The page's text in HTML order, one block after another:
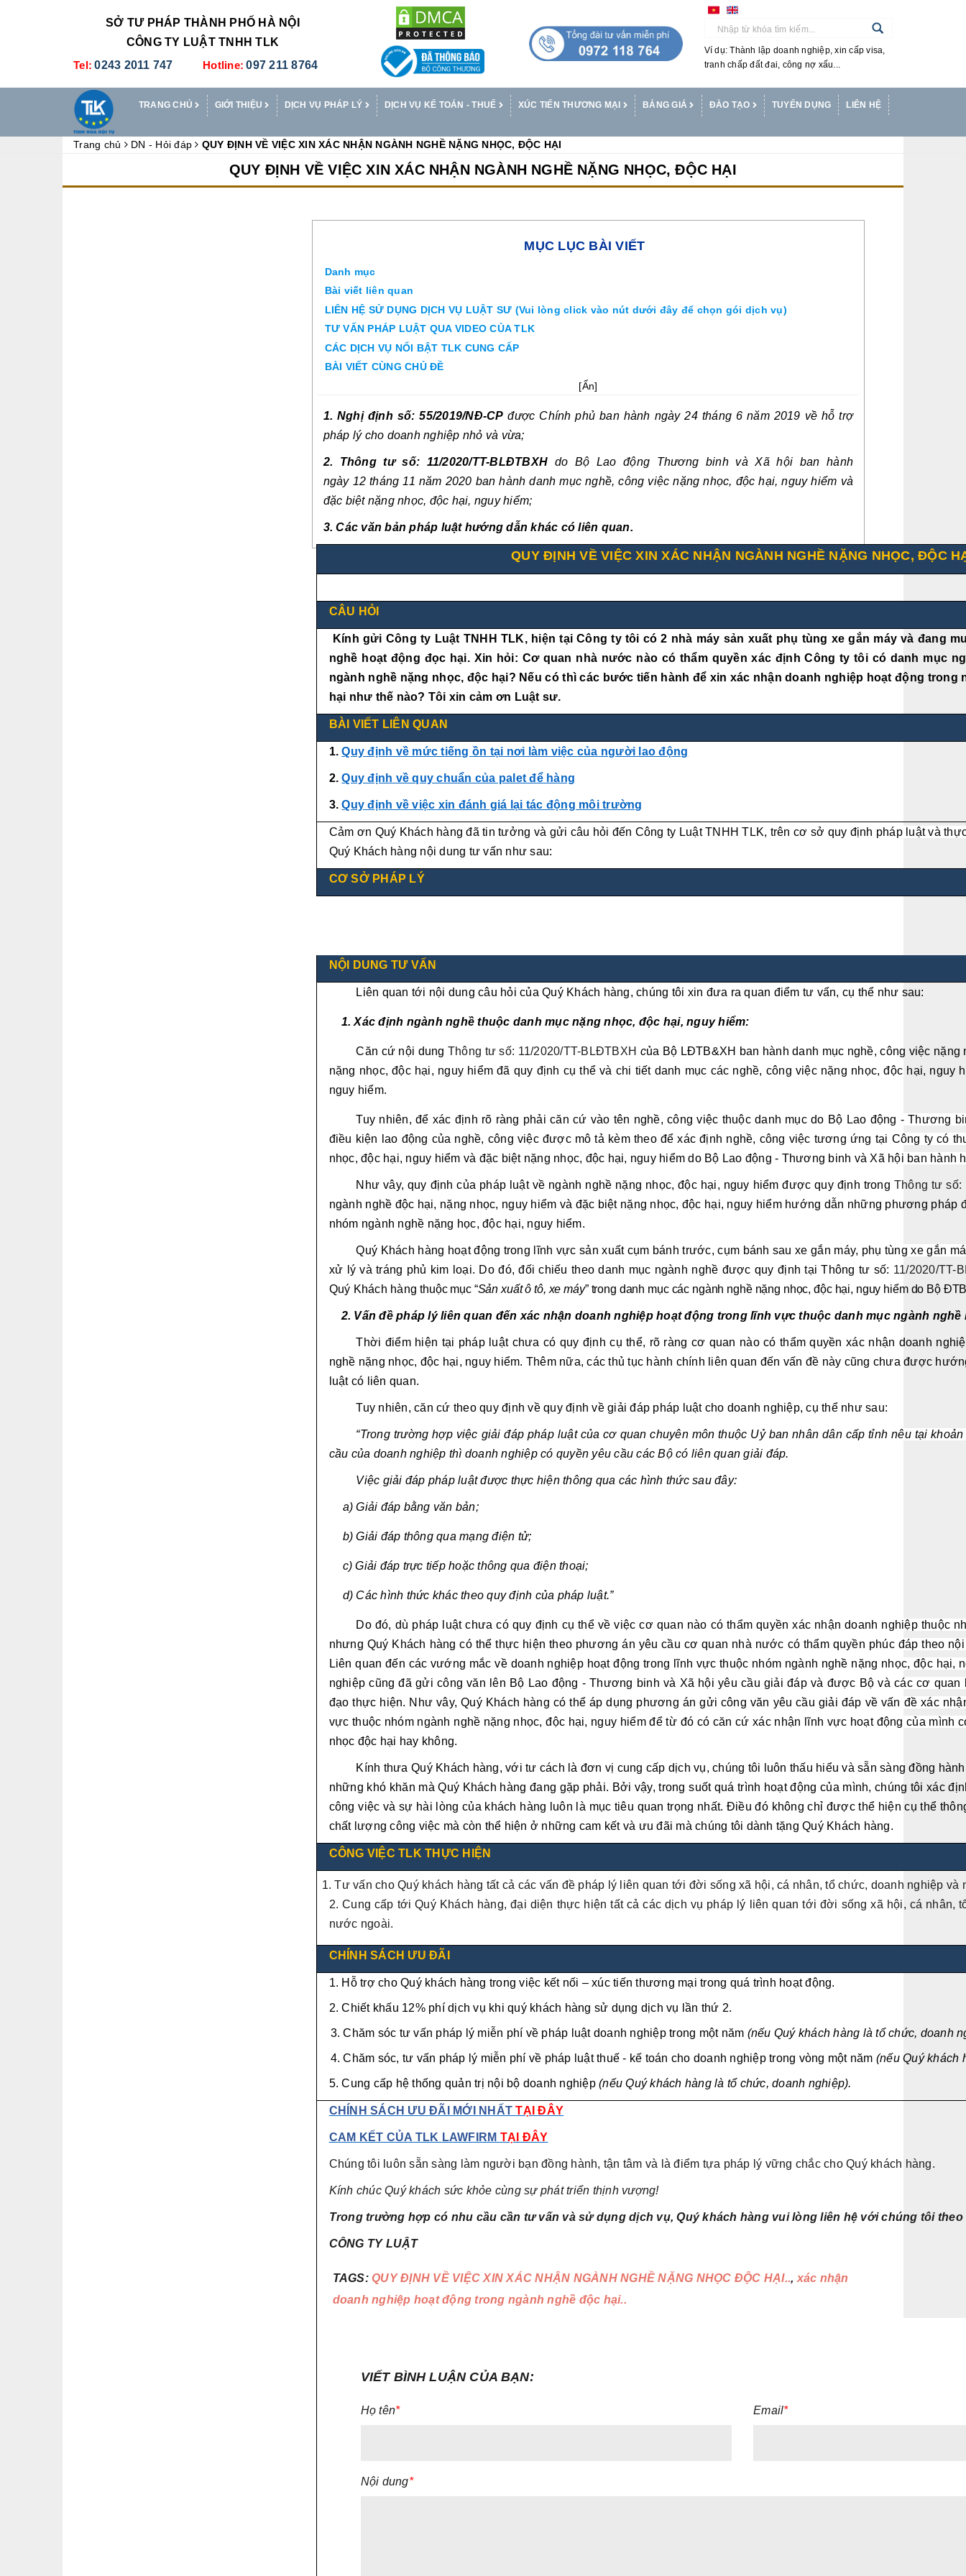
SỞ TƯ PHÁP THÀNH PHỐ HÀ NỘI
CÔNG TY LUẬT TNHH TLK
Tel: 0243 2011 747 Hotline: 097 211 8764
Ví dụ: Thành lập doanh nghiệp, xin cấp visa,
tranh chấp đất đai, công nợ xấu...
TRANG CHỦ GIỚI THIỆU DỊCH VỤ PHÁP LÝ DỊCH VỤ KẾ TOÁN - THUẾ XÚC TIẾN THƯƠNG MẠI BẢNG GIÁ ĐÀO TẠO TUYỂN DỤNG LIÊN HỆ
Trang chủ DN - Hỏi đáp QUY ĐỊNH VỀ VIỆC XIN XÁC NHẬN NGÀNH NGHỀ NẶNG NHỌC, ĐỘC HẠI
QUY ĐỊNH VỀ VIỆC XIN XÁC NHẬN NGÀNH NGHỀ NẶNG NHỌC, ĐỘC HẠI
MỤC LỤC BÀI VIẾT
Danh mục
Bài viết liên quan
LIÊN HỆ SỬ DỤNG DỊCH VỤ LUẬT SƯ (Vui lòng click vào nút dưới đây để chọn gói dịch vụ)
TƯ VẤN PHÁP LUẬT QUA VIDEO CỦA TLK
CÁC DỊCH VỤ NỔI BẬT TLK CUNG CẤP
BÀI VIẾT CÙNG CHỦ ĐỀ
[Ẩn]
1. Nghị định số:55/2019/NĐ-CPđược Chính phủ ban hành ngày 24 tháng 6 năm 2019 về hỗ trợ
pháp lý cho doanh nghiệp nhỏ và vừa;
2. Thông tư số: 11/2020/TT-BLĐTBXH do Bộ Lao động Thương binh và Xã hội ban hành
ngày 12 tháng 11 năm 2020 ban hành danh mục nghề, công việc nặng nhọc, độc hại, nguy hiểm và
đặc biệt nặng nhọc, độc hại, nguy hiểm;
3.Các văn bản pháp luật hướng dẫn khác có liên quan.
QUY ĐỊNH VỀ VIỆC XIN XÁC NHẬN NGÀNH NGHỀ NẶNG NHỌC, ĐỘC
CÂU HỎI
Kính gửi Công ty Luật TNHH TLK, hiện tại Công ty tôi có 2 nhà máy sản xuất phụ tùng xe gắn máy và đang
nghề hoạt động đọc hại. Xin hỏi: Cơ quan nhà nước nào có thẩm quyền xác định Công ty tôi có danh mục
ngành nghề nặng nhọc, độc hại? Nếu có thì các bước tiến hành để xin xác nhận doanh nghiệp hoạt động trong
hại như thế nào? Tôi xin cảm ơn Luật sư.
BÀI VIẾT LIÊN QUAN
1.Quy định về mức tiếng ồn tại nơi làm việc của người lao động
2.Quy định về quy chuẩn của palet để hàng
3.Quy định về việc xin đánh giá lại tác động môi trường
Cảm ơn Quý Khách hàng đã tin tưởng và gửi câu hỏi đến Công ty Luật TNHH TLK, trên cơ sở quy định pháp luật và
Quý Khách hàng nội dung tư vấn như sau:
CƠ SỞ PHÁP LÝ
NỘI DUNG TƯ VẤN
Liên quan tới nội dung câu hỏi củaQuý Khách hàng, chúng tôi xin đưa ra quan điểm tư vấn, cụ thể như sau:
1. Xác định ngành nghề thuộc danh mục nặng nhọc, độc hại, nguy hiểm:
Căn cứ nội dung Thông tư số: 11/2020/TT-BLĐTBXH của Bộ LĐTB&XH ban hành danh mục nghề, công việc nặng
nặng nhọc, độc hại, nguy hiểm đã quy định cụ thể và chi tiết danh mục các nghề, công việc nặng nhọc, độc hại, nguy
nguy hiểm.
Tuy nhiên, để xác định rõ ràng phải căn cứ vào tên nghề, công việc thuộc danh mục do Bộ Lao động - Thương
điều kiện lao động của nghề, công việc được mô tả kèm theo để xác định nghề, công việc tương ứng tại Công ty có
nhọc, độc hại, nguy hiểm và đặc biệt nặng nhọc, độc hại, nguy hiểm do Bộ Lao động - Thương binh và Xã hội ban hành
Như vây, quy định của pháp luật về ngành nghề nặng nhọc, độc hại, nguy hiểm được quy định trong Thông tư số:
ngành nghề độc hại, nặng nhọc, nguy hiểm và đặc biệt nặng nhọc, độc hại, nguy hiểm hướng dẫn những phương pháp
nhóm ngành nghề nặng học, độc hại, nguy hiểm.
Quý Khách hàng hoạt động trong lĩnh vựcsản xuất cụm bánh trước, cụm bánh sau xe gắn máy, phụ tùng xe gắn
xử lý và tráng phủ kim loại. Do đó,đối chiếu theo danh mục ngành nghề được quy định tại Thông tư số: 11/2020/TT-
Quý Khách hàng thuộc mục “Sản xuất ô tô, xe máy” trong danh mục các ngành nghề nặng nhọc, độc hại, nguy hiểm do Bộ
2. Vấn đề pháp lý liên quan đến xác nhận doanh nghiệp hoạt động trong lĩnh vực thuộc danh mục ngành nghề
Thời điểm hiện tại pháp luật chưa có quy định cụ thể, rõ ràng cơ quan nào có thẩm quyền xác nhận doanh
nghề nặng nhọc, độc hại, nguy hiểm. Thêm nữa, các thủ tục hành chính liên quan đến vấn đề này cũng chưa được
luật có liên quan.
Tuy nhiên, căn cứ theo quy định về quy định về giải đáp pháp luật cho doanh nghiệp, cụ thể như sau:
“Trong trường hợp việc giải đáp pháp luật của cơ quan chuyên môn thuộc Uỷ ban nhân dân cấp tỉnh nêu tại
cầu của doanh nghiệp thì doanh nghiệp có quyền yêu cầu các Bộ có liên quan giải đáp.
Việc giải đáp pháp luật được thực hiện thông qua các hình thức sau đây:
a) Giải đáp bằng văn bản;
b) Giải đáp thông qua mạng điện tử;
c) Giải đáp trực tiếp hoặc thông qua điện thoại;
d) Các hình thức khác theo quy định của pháp luật.”
Do đó, dù pháp luật chưa có quy định cụ thể về việc cơ quan nào có thẩm quyền xác nhận doanh nghiệp thuộc
nhưng Quý Khách hàng có thể thực hiện theo phương án yêu cầu cơ quan nhà nước có thẩm quyền phúc đáp theo
Liên quan đến các vướng mắc về doanh nghiệp hoạt động trong lĩnh vực thuộc nhóm ngành nghề nặng nhọc, độc hại,
nghiệp cũng đã gửi công văn lên Bộ Lao động - Thương binh và Xã hội yêu cầu giải đáp và được Bộ và các cơ
đạo thực hiện. Như vây,Quý Khách hàng có thể áp dụng phương án gửi công văn yêu cầu giải đáp về vấn đề xác
vực thuộc nhóm ngành nghề nặng nhọc, độc hại, nguy hiểm để từ đó có căn cứ xác nhận lĩnh vực hoạt động của mình
nhọc độc hại hay không.
Kính thưa Quý Khách hàng, với tư cách là đơn vị cung cấp dịch vụ, chúng tôi luôn thấu hiểu và sẵn sàng đồng
những khó khăn mà Quý Khách hàng đang gặp phải. Bởi vậy, trong suốt quá trình hoạt động của mình, chúng tôi xác
công việc và sự hài lòng của khách hàng luôn là mục tiêu quan trọng nhất. Điều đó không chỉ được thể hiện cụ thể
chất lượng công việc mà còn thể hiện ở những cam kết và ưu đãi mà chúng tôi dành tặng Quý Khách hàng.
CÔNG VIỆC TLK THỰC HIỆN
1. Tư vấn cho Quý khách hàng tất cả các vấn đề pháp lý liên quan tới đời sống xã hội, cá nhân, tổ chức, doanh nghiệp
2. Cung cấp tới Quý Khách hàng, đại diện thực hiện tất cả các dịch vụ pháp lý liên quan tới đời sống xã hội, cá nhân,
nước ngoài.
CHÍNH SÁCH ƯU ĐÃI
1. Hỗ trợ cho Quý khách hàng trong việc kết nối – xúc tiến thương mại trong quá trình hoạt động.
2. Chiết khấu 12% phí dịch vụ khi quý khách hàng sử dụng dịch vụ lần thứ 2.
3. Chăm sóc tư vấn pháp lý miễn phí về pháp luật doanh nghiệp trong một năm (nếu Quý khách hàng là tổ chức, doanh
4. Chăm sóc, tư vấn pháp lý miễn phí về pháp luật thuế - kế toán cho doanh nghiệp trong vòng một năm (nếu Quý khách
5. Cung cấp hệ thống quản trị nội bộ doanh nghiệp(nếu Quý khách hàng là tổ chức, doanh nghiệp).
CHÍNH SÁCH ƯU ĐÃI MỚI NHẤTTẠI ĐÂY
CAM KẾT CỦA TLK LAWFIRM TẠI ĐÂY
Chúng tôi luôn sẵn sàng làm người bạn đồng hành, tận tâm và là điểm tựa pháp lý vững chắc cho Quý khách hàng.
Kính chúc Quý khách sức khỏe cùng sự phát triển thịnh vượng!
Trong trường hợp có nhu cầu cần tư vấn và sử dụng dịch vụ, Quý khách hàng vui lòng liên hệ với chúng tôi
CÔNG TY LUẬT
TAGS:QUY ĐỊNH VỀ VIỆC XIN XÁC NHẬN NGÀNH NGHỀ NẶNG NHỌC ĐỘC HẠI.., xác nhận
doanh nghiệp hoạt động trong ngành nghề độc hại..
VIẾT BÌNH LUẬN CỦA BẠN:
Họ tên* Email*
Nội dung*